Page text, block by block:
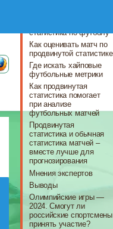
статистика по футболу
Как оценивать матч по
продвинутой статистике
Где искать хайповые
футбольные метрики
Как продвинутая
статистика помогает
при анализе
футбольных матчей
Продвинутая
статистика и обычная
статистика матчей –
вместе лучше для
прогнозирования
Мнения экспертов
Выводы
Олимпийские игры —
2024. Смогут ли
российские спортсмены
принять участие?